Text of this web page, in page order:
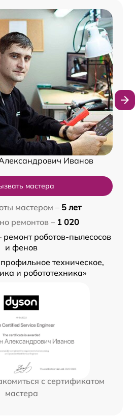
Иванов
мастера
мастером – 5 лет
ремонтов – 1 020
ремонт роботов-пылесосов
и фенов
профильное техническое,
и робототехника»
с сертификатом
мастера